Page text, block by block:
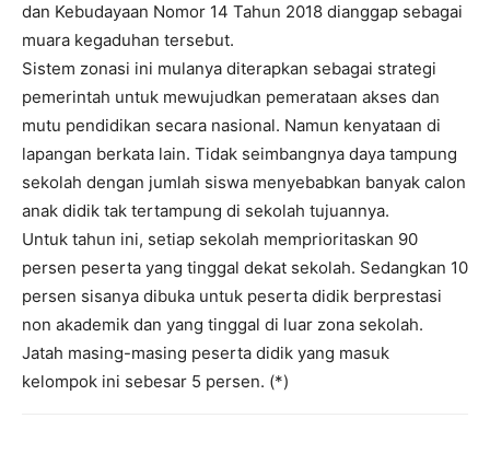
dan Kebudayaan Nomor 14 Tahun 2018 dianggap sebagai
muara kegaduhan tersebut.
Sistem zonasi ini mulanya diterapkan sebagai strategi
pemerintah untuk mewujudkan pemerataan akses dan
mutu pendidikan secara nasional. Namun kenyataan di
lapangan berkata lain. Tidak seimbangnya daya tampung
sekolah dengan jumlah siswa menyebabkan banyak calon
anak didik tak tertampung di sekolah tujuannya.
Untuk tahun ini, setiap sekolah memprioritaskan 90
persen peserta yang tinggal dekat sekolah. Sedangkan 10
persen sisanya dibuka untuk peserta didik berprestasi
non akademik dan yang tinggal di luar zona sekolah.
Jatah masing-masing peserta didik yang masuk
kelompok ini sebesar 5 persen. (*)